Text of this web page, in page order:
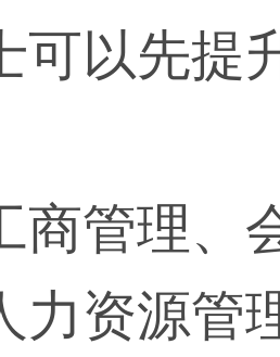
可以先提
商管理、
力资源管